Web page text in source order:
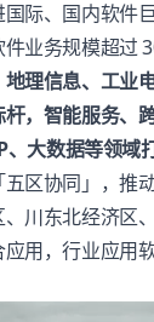
国际、国内软件
业务规模超过
理信息、工业
，智能服务、
大数据等领域
区协同」，推
川东北经济区
用，行业应用